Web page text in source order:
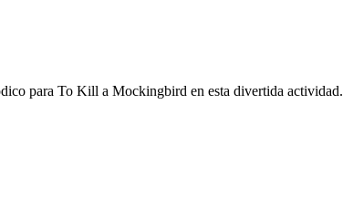
para To Kill a Mockingbird en esta divertida actividad.